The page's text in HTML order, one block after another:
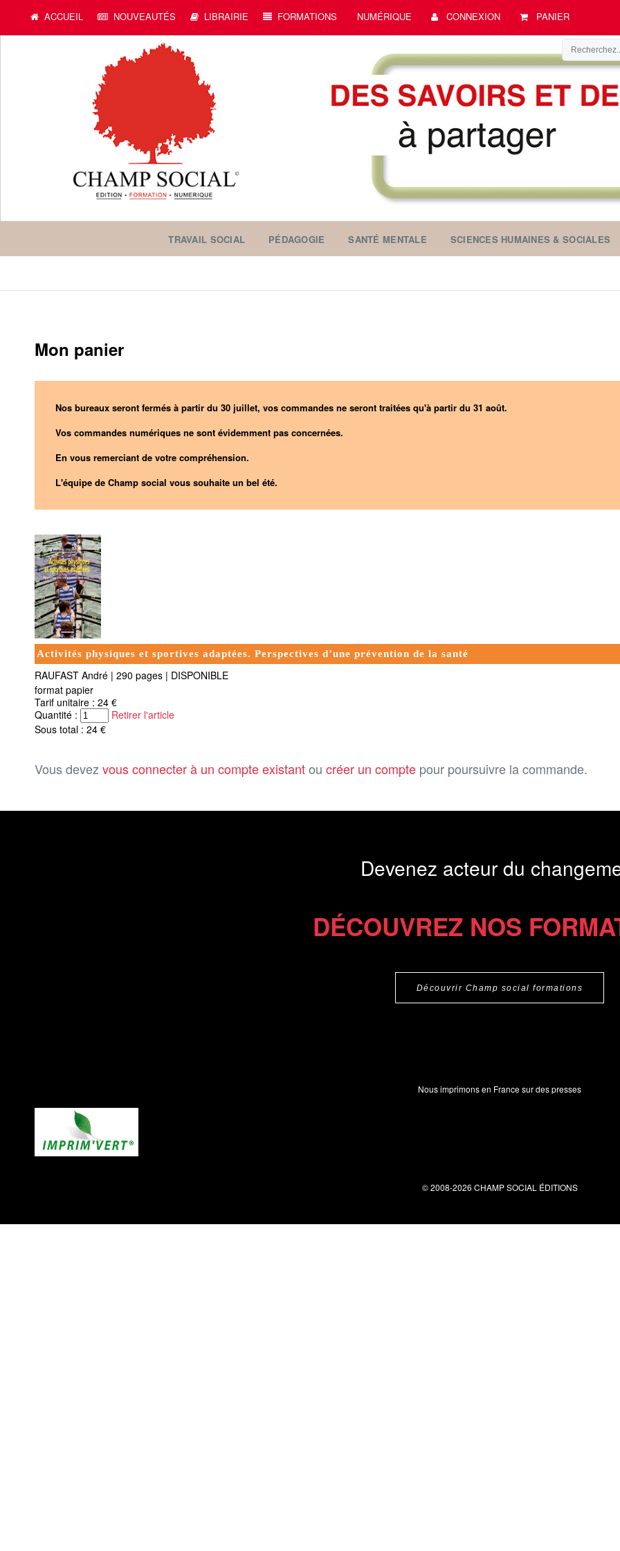
ACCUEIL NOUVEAUTÉS LIBRAIRIE FORMATIONS NUMÉRIQUE CONNEXION PANIER
TRAVAIL SOCIAL PÉDAGOGIE SANTÉ MENTALE SCIENCES HUMAINES & SOCIALES
Mon panier
Nos bureaux seront fermés à partir du 30 juillet, vos commandes ne seront traitées qu'à partir du 31 août.
Vos commandes numériques ne sont évidemment pas concernées.
En vous remerciant de votre compréhension.
L'équipe de Champ social vous souhaite un bel été.
Activités physiques et sportives adaptées. Perspectives d’une prévention de la santé
RAUFAST André | 290 pages | DISPONIBLE
format papier
Tarif unitaire : 24 €
Quantité :
Retirer l'article
Sous total : 24 €
Vous devezvous connecter à un compte existantou créer un compte pour poursuivre la commande.
Devenez acteur du
DÉCOUVREZ NOS
Découvrir Champ social formations
Nous imprimons en France sur des presses
© 2008-2026 CHAMP SOCIAL ÉDITIONS